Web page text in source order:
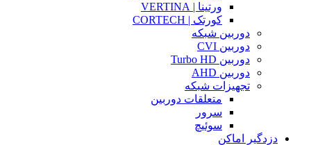
ورتینا | VERTINA
کورتک | CORTECH
دوربین شبکه
دوربین CVI
دوربین Turbo HD
دوربین AHD
تجهیزات شبکه
متعلقات دوربین
سرور
سوئیچ
دزدگیر اماکن